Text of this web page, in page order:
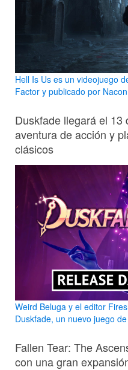
Hell Is Us es un videojuego
Factor y publicado por
Duskfade llegará el 13
aventura de acción y
clásicos
Weird Beluga y el editor
Duskfade, un nuevo juego
Fallen Tear: The
con una gran